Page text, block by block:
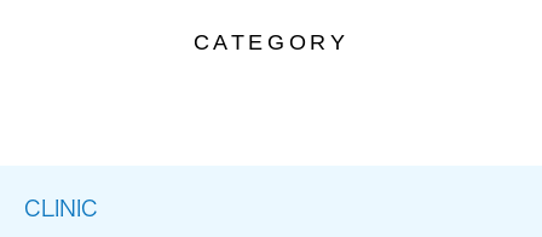
CATEGORY
CLINIC